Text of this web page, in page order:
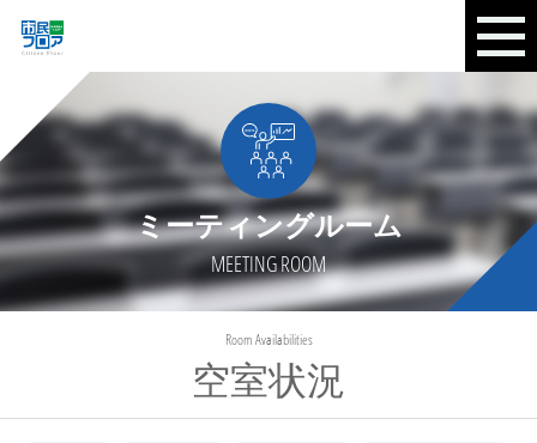
ミーティングルーム
MEETING ROOM
空室状況
Room Availabilities